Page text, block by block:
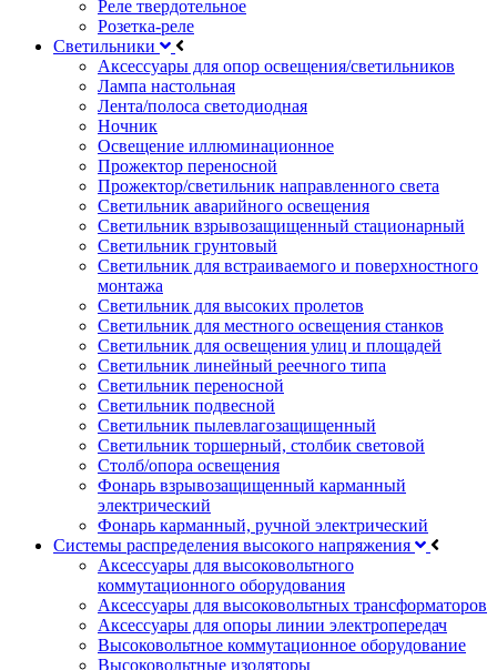
Реле твердотельное
Розетка-реле
Светильники
Аксессуары для опор освещения/светильников
Лампа настольная
Лента/полоса светодиодная
Ночник
Освещение иллюминационное
Прожектор переносной
Прожектор/светильник направленного света
Светильник аварийного освещения
Светильник взрывозащищенный стационарный
Светильник грунтовый
Светильник для встраиваемого и поверхностного
монтажа
Светильник для высоких пролетов
Светильник для местного освещения станков
Светильник для освещения улиц и площадей
Светильник линейный реечного типа
Светильник переносной
Светильник подвесной
Светильник пылевлагозащищенный
Светильник торшерный, столбик световой
Столб/опора освещения
Фонарь взрывозащищенный карманный
электрический
Фонарь карманный, ручной электрический
Системы распределения высокого напряжения
Аксессуары для высоковольтного
коммутационного оборудования
Аксессуары для высоковольтных трансформаторов
Аксессуары для опоры линии электропередач
Высоковольтное коммутационное оборудование
Высоковольтные изоляторы